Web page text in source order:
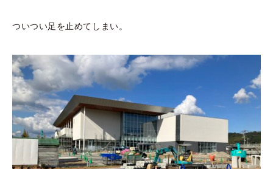
ついつい足を止めてしまい。